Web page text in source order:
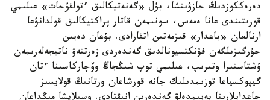
دەرەككوزدىڭ جازۋىنشا، بۇل «گەنەتيكالىق ءتولقۇجات» عىلىمي
قورىتىندى عانا ەمەس، سونىمەن قاتار پراكتيكالىق قولدانۋعا
ارنالعان «باعدار» قىزمەتىن اتقارادى. بۇعان دەيىن
جۇرگىزىلگەن فۋنكتسيونالدىق گەندەردى زەرتتەۋ ناتيجەلەرىمەن
ۇشتاستىرا وتىرىپ، عىلىمي توپ شىڭجاڭ وۆچاركاسىنا ءتان
گيپوكسياعا توزىمدىلىك جانە قورشاعان ورتانىڭ قولايسىز